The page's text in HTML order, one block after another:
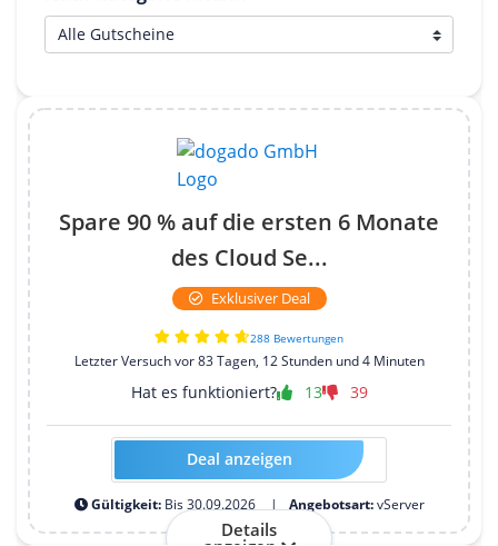
Spare 90 % auf die ersten 6 Monate
des Cloud Se...
Exklusiver Deal
288 Bewertungen
Letzter Versuch vor 83 Tagen, 12 Stunden und 4 Minuten
Hat es funktioniert? 13 39
HOSTTEST-VPSL90-2026-12M
Deal anzeigen
Gültigkeit:Bis 30.09.2026 Angebotsart:vServer
Details